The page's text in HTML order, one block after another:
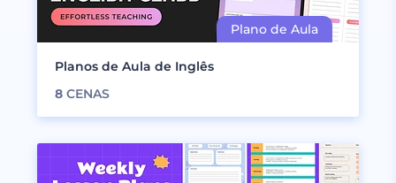
Planos de Aula de Inglês
8 CENAS